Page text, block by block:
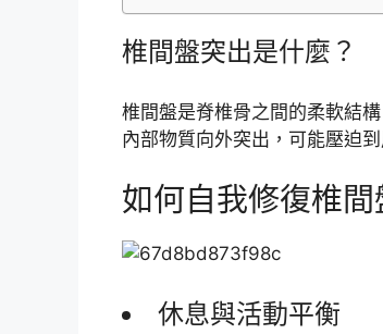
椎間盤突出是什麼？
椎間盤是脊椎骨之間的柔軟結
內部物質向外突出，可能壓迫
如何自我修復椎間
休息與活動平衡